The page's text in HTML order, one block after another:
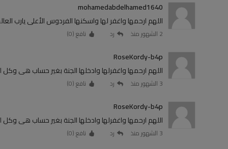
mohamedabdelhamed1640
اللهم ارحمها واغفر لها واسكنها الفردوس الأعلى يارب
2 الشهور منذ رد نافع (0
)
RoseKordy-b4p
اللهم ارحمها واغفرلها وادخلها الجنة بغير حساب هى
3 الشهور منذ رد نافع (0
)
RoseKordy-b4p
اللهم ارحمها واغفرلها وادخلها الجنة بغير حساب هى
3 الشهور منذ رد نافع (0
)